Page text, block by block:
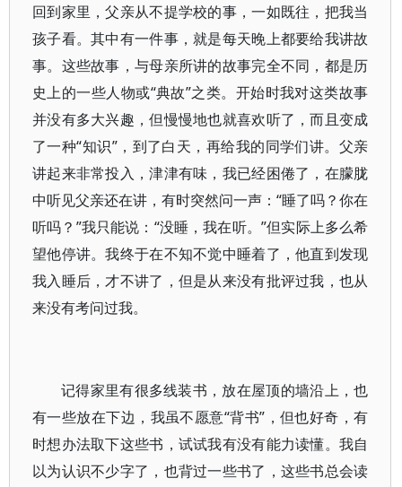
回到家里，父亲从不提学校的事，一如既往，把我当
孩子看。其中有一件事，就是每天晚上都要给我讲故
事。这些故事，与母亲所讲的故事完全不同，都是历
史上的一些人物或“典故”之类。开始时我对这类故事
并没有多大兴趣，但慢慢地也就喜欢听了，而且变成
了一种“知识”，到了白天，再给我的同学们讲。父亲
讲起来非常投入，津津有味，我已经困倦了，在朦胧
中听见父亲还在讲，有时突然问一声：“睡了吗？你在
听吗？”我只能说：“没睡，我在听。”但实际上多么希
望他停讲。我终于在不知不觉中睡着了，他直到发现
我入睡后，才不讲了，但是从来没有批评过我，也从
来没有考问过我。
记得家里有很多线装书，放在屋顶的墙沿上，也
有一些放在下边，我虽不愿意“背书”，但也好奇，有
时想办法取下这些书，试试我有没有能力读懂。我自
以为认识不少字了，也背过一些书了，这些书总会读